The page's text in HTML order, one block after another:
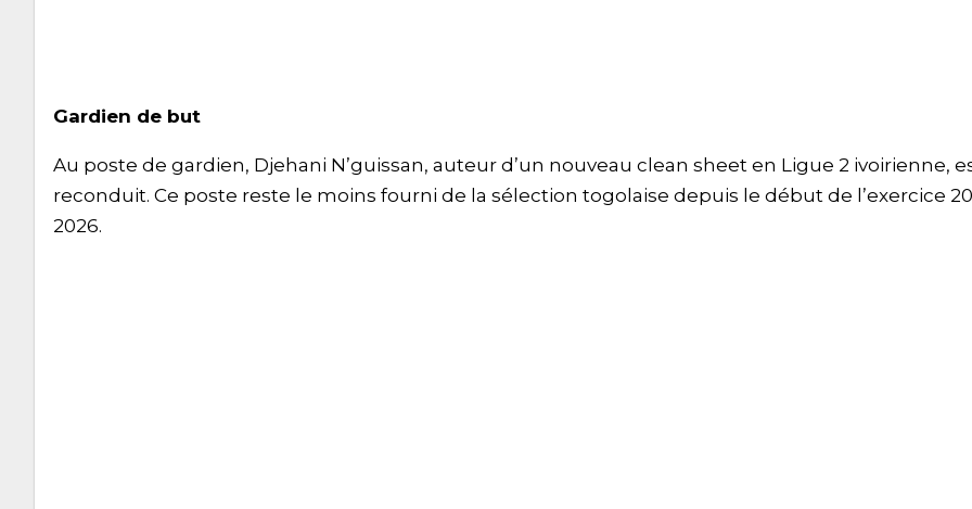
Gardien de but
Au poste de gardien, Djehani N’guissan, auteur d’un nouveau clean sheet en Ligue 2 ivoirienne,
reconduit. Ce poste reste le moins fourni de la sélection togolaise depuis le début de l’exercice
2026.